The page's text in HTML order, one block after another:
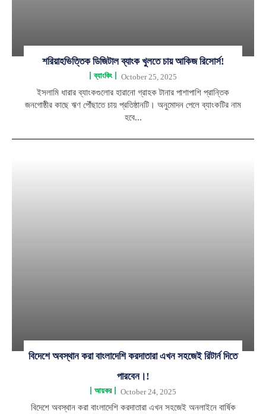
শরিয়াহভিত্তিক ডিজিটাল ব্যাংক খুলতে চায় আকিজ রিসোর্স!
ব্যাংকিং October 25, 2025
ইসলামি ধারার ব্যাংকগুলোর হারানো গ্রাহক টানার পাশাপাশি প্রান্তিক
জনগোষ্ঠীর কাছে ঋণ পৌঁছাতে চায় প্রতিষ্ঠানটি। অনুমোদন পেলে ব্যাংকটির নাম
হবে...
বিদেশে অবস্থান করা বাংলাদেশি করদাতারা এখন সহজেই রিটার্ন দিতে
পারবেন।!
আয়কর October 24, 2025
বিদেশে অবস্থান করা বাংলাদেশি করদাতারা এখন সহজেই অনলাইনে বার্ষিক